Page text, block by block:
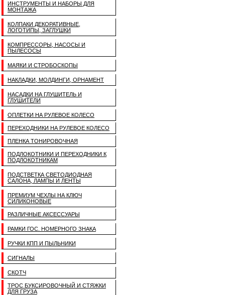
ИНСТРУМЕНТЫ И НАБОРЫ ДЛЯ
МОНТАЖА
КОЛПАКИ ДЕКОРАТИВНЫЕ,
ЛОГОТИПЫ, ЗАГЛУШКИ
КОМПРЕССОРЫ, НАСОСЫ И
ПЫЛЕСОСЫ
МАЯКИ И СТРОБОСКОПЫ
НАКЛАДКИ, МОЛДИНГИ, ОРНАМЕНТ
НАСАДКИ НА ГЛУШИТЕЛЬ И
ГЛУШИТЕЛИ
ОПЛЕТКИ НА РУЛЕВОЕ КОЛЕСО
ПЕРЕХОДНИКИ НА РУЛЕВОЕ КОЛЕСО
ПЛЕНКА ТОНИРОВОЧНАЯ
ПОДЛОКОТНИКИ И ПЕРЕХОДНИКИ К
ПОДЛОКОТНИКАМ
ПОДСТВЕТКА СВЕТОДИОДНАЯ
САЛОНА, ЛАМПЫ И ЛЕНТЫ
ПРЕМИУМ ЧЕХЛЫ НА КЛЮЧ
СИЛИКОНОВЫЕ
РАЗЛИЧНЫЕ АКСЕССУАРЫ
РАМКИ ГОС. НОМЕРНОГО ЗНАКА
РУЧКИ КПП И ПЫЛЬНИКИ
СИГНАЛЫ
СКОТЧ
ТРОС БУКСИРОВОЧНЫЙ И СТЯЖКИ
ДЛЯ ГРУЗА